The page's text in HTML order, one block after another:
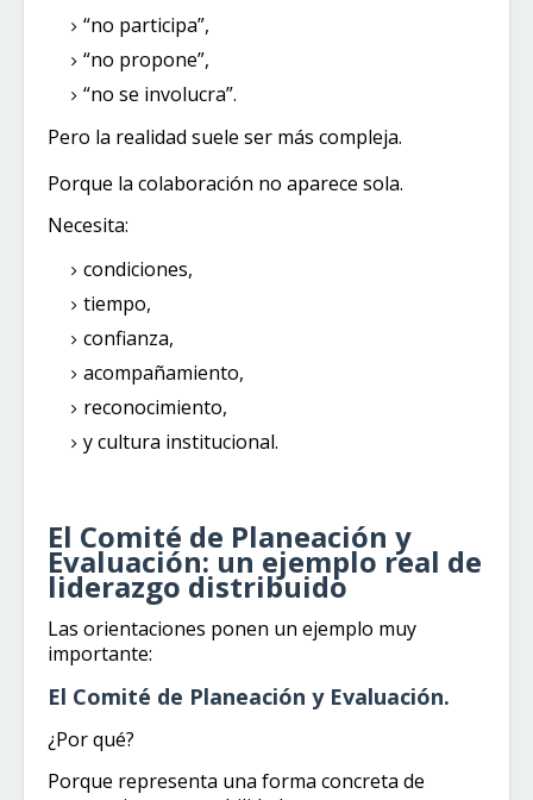
“no participa”,
“no propone”,
“no se involucra”.
Pero la realidad suele ser más compleja.
Porque la colaboración no aparece sola.
Necesita:
condiciones,
tiempo,
confianza,
acompañamiento,
reconocimiento,
y cultura institucional.
El Comité de Planeación y
Evaluación: un ejemplo real de
liderazgo distribuido
Las orientaciones ponen un ejemplo muy
importante:
El Comité de Planeación y Evaluación.
¿Por qué?
Porque representa una forma concreta de